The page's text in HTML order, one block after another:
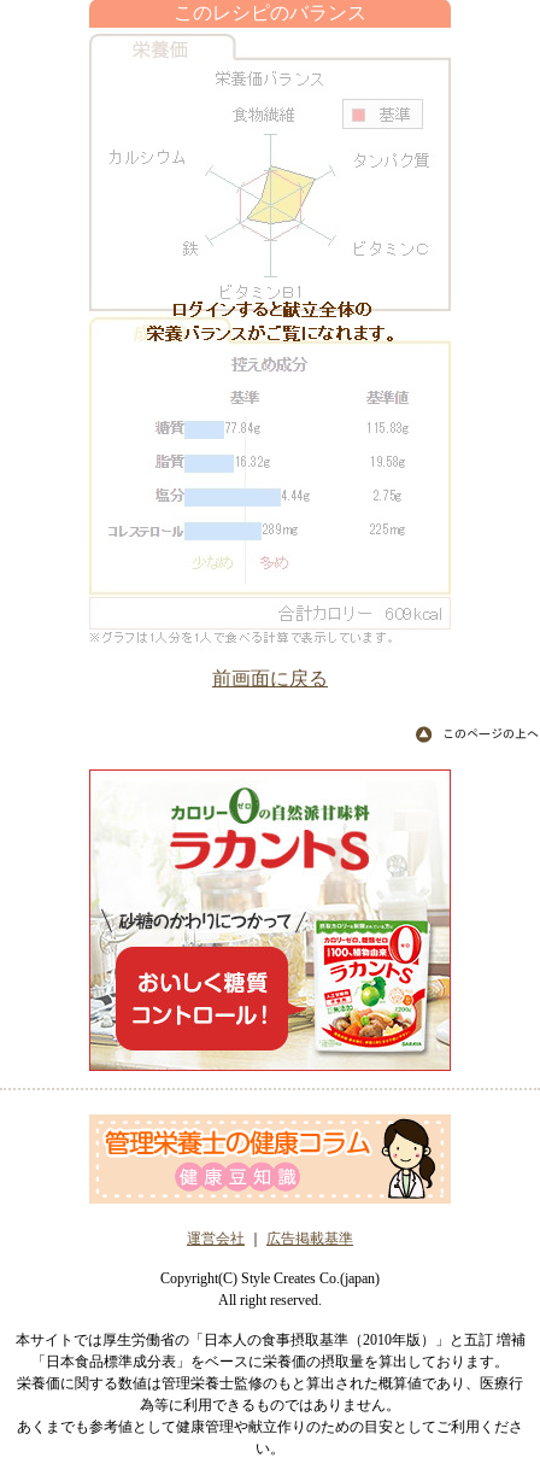
このレシピのバランス
前画面に戻る
運営会社 広告掲載基準
Copyright(C) Style Creates Co.(japan)
All right reserved.
本サイトでは厚生労働省の「日本人の食事摂取基準（2010年版）」と五訂 増補
「日本食品標準成分表」をベースに栄養価の摂取量を算出しております。
栄養価に関する数値は管理栄養士監修のもと算出された概算値であり、医療行
為等に利用できるものではありません。
あくまでも参考値として健康管理や献立作りのための目安としてご利用くださ
い。